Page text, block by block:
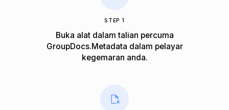
STEP 1
Buka alat dalam talian percuma
GroupDocs.Metadata dalam pelayar
kegemaran anda.